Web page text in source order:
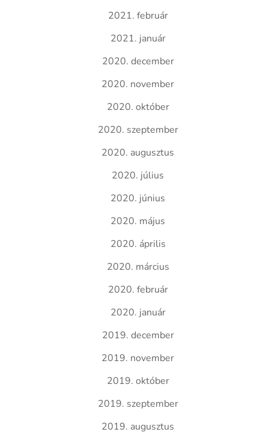
2021. február
2021. január
2020. december
2020. november
2020. október
2020. szeptember
2020. augusztus
2020. július
2020. június
2020. május
2020. április
2020. március
2020. február
2020. január
2019. december
2019. november
2019. október
2019. szeptember
2019. augusztus